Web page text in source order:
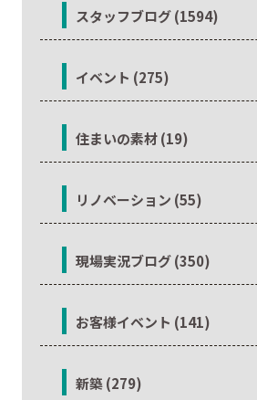
スタッフブログ (1594)
イベント (275)
住まいの素材 (19)
リノベーション (55)
現場実況ブログ (350)
お客様イベント (141)
新築 (279)